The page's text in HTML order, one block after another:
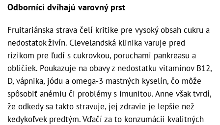
Odborníci dvíhajú varovný prst
Fruitariánska strava čelí kritike pre vysoký obsah cukru a
nedostatok živín. Clevelandská klinika varuje pred
rizikom pre ľudí s cukrovkou, poruchami pankreasu a
obličiek. Poukazuje na obavy z nedostatku vitamínov B12,
D, vápnika, jódu a omega-3 mastných kyselín, čo môže
spôsobiť anémiu či problémy s imunitou. Anne však tvrdí,
že odkedy sa takto stravuje, jej zdravie je lepšie než
kedykoľvek predtým. Vďačí za to konzumácii kvalitných